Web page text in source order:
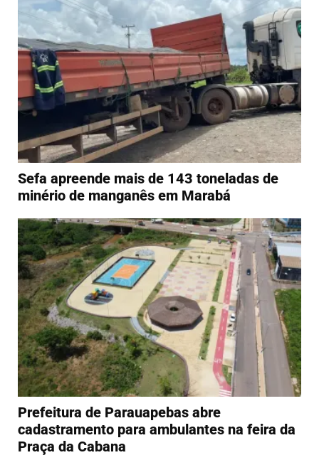
Sefa apreende mais de 143 toneladas de
minério de manganês em Marabá
Prefeitura de Parauapebas abre
cadastramento para ambulantes na feira da
Praça da Cabana